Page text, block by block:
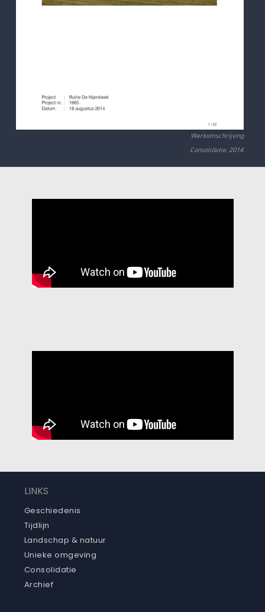
Werkomschrijving
Consolidatie, 2014
LINKS
Geschiedenis
Tijdlijn
Landschap & natuur
Unieke omgeving
Consolidatie
Archief